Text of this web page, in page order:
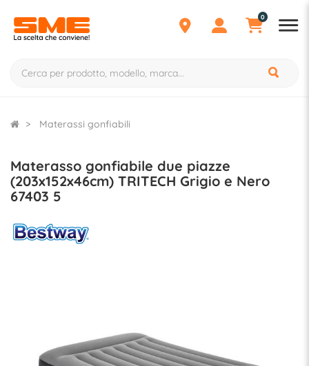
0
Materassi gonfiabili
Materasso gonfiabile due piazze
(203x152x46cm) TRITECH Grigio e Nero
67403 5